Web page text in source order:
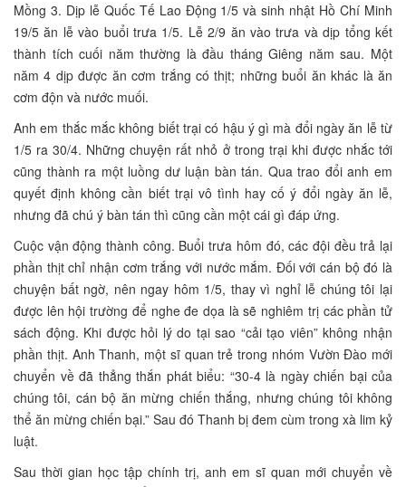
Mồng 3. Dịp lễ Quốc Tế Lao Động 1/5 và sinh nhật Hồ Chí Minh
19/5 ăn lễ vào buổi trưa 1/5. Lễ 2/9 ăn vào trưa và dịp tổng kết
thành tích cuối năm thường là đầu tháng Giêng năm sau. Một
năm 4 dịp được ăn cơm trắng có thịt; những buổi ăn khác là ăn
cơm độn và nước muối.
Anh em thắc mắc không biết trại có hậu ý gì mà đổi ngày ăn lễ từ
1/5 ra 30/4. Những chuyện rất nhỏ ở trong trại khi được nhắc tới
cũng thành ra một luồng dư luận bàn tán. Qua trao đổi anh em
quyết định không cần biết trại vô tình hay cố ý đổi ngày ăn lễ,
nhưng đã chú ý bàn tán thì cũng cần một cái gì đáp ứng.
Cuộc vận động thành công. Buổi trưa hôm đó, các đội đều trả lại
phần thịt chỉ nhận cơm trắng với nước mắm. Đối với cán bộ đó là
chuyện bất ngờ, nên ngay hôm 1/5, thay vì nghỉ lễ chúng tôi lại
được lên hội trường để nghe đe dọa là sẽ nghiêm trị các phần tử
sách động. Khi được hỏi lý do tại sao “cải tạo viên” không nhận
phần thịt. Anh Thanh, một sĩ quan trẻ trong nhóm Vườn Đào mới
chuyển về đã thẳng thắn phát biểu: “30-4 là ngày chiến bại của
chúng tôi, cán bộ ăn mừng chiến thắng, nhưng chúng tôi không
thể ăn mừng chiến bại.” Sau đó Thanh bị đem cùm trong xà lim kỷ
luật.
Sau thời gian học tập chính trị, anh em sĩ quan mới chuyển về